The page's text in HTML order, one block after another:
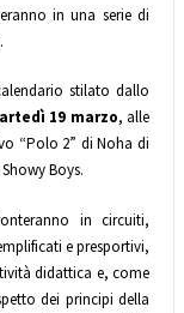
in una serie di
stilato dallo
19 marzo, alle
“Polo 2” di Noha di
Boys.
in circuiti,
e presportivi,
didattica e, come
dei principi della